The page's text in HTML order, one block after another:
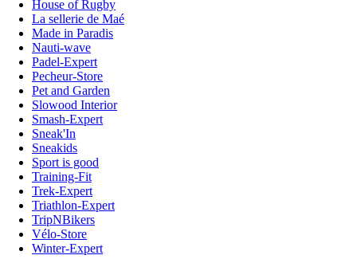
House of Rugby
La sellerie de Maé
Made in Paradis
Nauti-wave
Padel-Expert
Pecheur-Store
Pet and Garden
Slowood Interior
Smash-Expert
Sneak'In
Sneakids
Sport is good
Training-Fit
Trek-Expert
Triathlon-Expert
TripNBikers
Vélo-Store
Winter-Expert